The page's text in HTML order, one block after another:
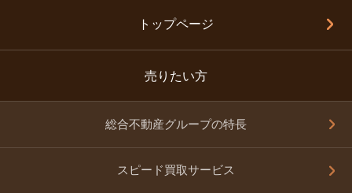
トップページ
売りたい方
総合不動産グループの特長
スピード買取サービス